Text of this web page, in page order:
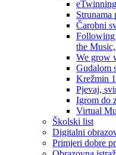
Čarobni
Following
the
We grow
Gudalom
Krežmin
Pjevaj,
Igrom do
Virtual
Školski list
Digitalni
Primjeri dobre